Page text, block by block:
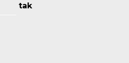
tak